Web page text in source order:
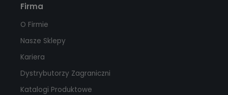
Firma
O Firmie
Nasze Sklepy
Kariera
Dystrybutorzy Zagraniczni
Katalogi Produktowe